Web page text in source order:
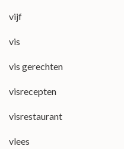
vijf
vis
vis gerechten
visrecepten
visrestaurant
vlees